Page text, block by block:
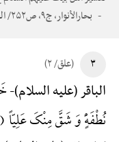
بحارالأنوار، ج۹، ص۲۵۲/ القمی، ج۲، ص۴۳۰/ بحارالأنوار، ج۵۷، ص۳۷۶
۳ (علق/ ۲)
الباقر (علیه السلام)-
نُطْفَهًٍْ وَ شَقَّ مِنْکَ عَلِیّاً